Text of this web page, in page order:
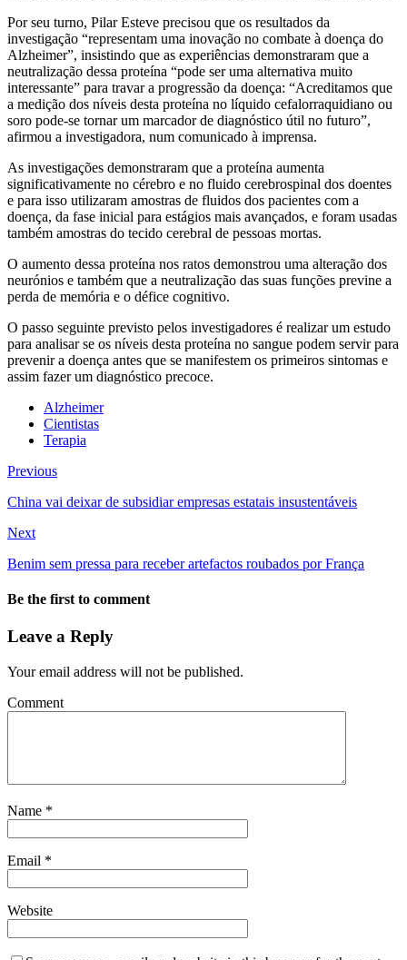
Por seu turno, Pilar Esteve precisou que os resultados da
investigação “representam uma inovação no combate à doença do
Alzheimer”, insistindo que as experiências demonstraram que a
neutralização dessa proteína “pode ser uma alternativa muito
interessante” para travar a progressão da doença: “Acreditamos que
a medição dos níveis desta proteína no líquido cefalorraquidiano ou
soro pode-se tornar um marcador de diagnóstico útil no futuro”,
afirmou a investigadora, num comunicado à imprensa.
As investigações demonstraram que a proteína aumenta
significativamente no cérebro e no fluido cerebrospinal dos doentes
e para isso utilizaram amostras de fluidos dos pacientes com a
doença, da fase inicial para estágios mais avançados, e foram usadas
também amostras do tecido cerebral de pessoas mortas.
O aumento dessa proteína nos ratos demonstrou uma alteração dos
neurónios e também que a neutralização das suas funções previne a
perda de memória e o défice cognitivo.
O passo seguinte previsto pelos investigadores é realizar um estudo
para analisar se os níveis desta proteína no sangue podem servir para
prevenir a doença antes que se manifestem os primeiros sintomas e
assim fazer um diagnóstico precoce.
Alzheimer
Cientistas
Terapia
Previous
China vai deixar de subsidiar empresas estatais insustentáveis
Next
Benim sem pressa para receber artefactos roubados por França
Be the first to comment
Leave a Reply
Your email address will not be published.
Comment
Name *
Email *
Website